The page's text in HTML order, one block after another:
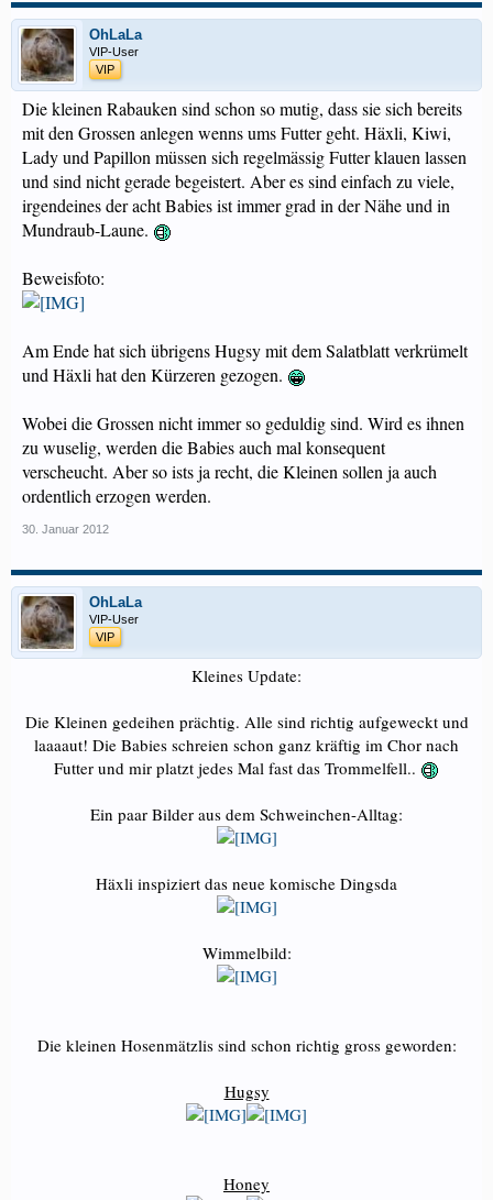
OhLaLa
VIP-User
VIP
Die kleinen Rabauken sind schon so mutig, dass sie sich bereits
mit den Grossen anlegen wenns ums Futter geht. Häxli, Kiwi,
Lady und Papillon müssen sich regelmässig Futter klauen lassen
und sind nicht gerade begeistert. Aber es sind einfach zu viele,
irgendeines der acht Babies ist immer grad in der Nähe und in
Mundraub-Laune.
Beweisfoto:
Am Ende hat sich übrigens Hugsy mit dem Salatblatt verkrümelt
und Häxli hat den Kürzeren gezogen.
Wobei die Grossen nicht immer so geduldig sind. Wird es ihnen
zu wuselig, werden die Babies auch mal konsequent
verscheucht. Aber so ists ja recht, die Kleinen sollen ja auch
ordentlich erzogen werden.
30. Januar 2012
OhLaLa
VIP-User
VIP
Kleines Update:
Die Kleinen gedeihen prächtig. Alle sind richtig aufgeweckt und
laaaaut! Die Babies schreien schon ganz kräftig im Chor nach
Futter und mir platzt jedes Mal fast das Trommelfell..
Ein paar Bilder aus dem Schweinchen-Alltag:
Häxli inspiziert das neue komische Dingsda
Wimmelbild:
Die kleinen Hosenmätzlis sind schon richtig gross geworden:
Hugsy
Honey